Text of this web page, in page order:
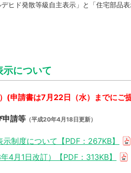
デヒド発散等級自主表示」と「住宅部品表
示について
申請書は7月22日（水）までにご
申請等 （平成20年4月18日更新）
制度について【PDF：267KB】
4月1日改訂）【PDF：313KB】